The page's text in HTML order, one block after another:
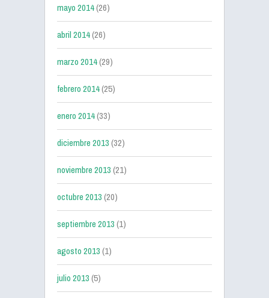
mayo 2014(26)
abril 2014(26)
marzo 2014(29)
febrero 2014(25)
enero 2014(33)
diciembre 2013(32)
noviembre 2013(21)
octubre 2013(20)
septiembre 2013(1)
agosto 2013(1)
julio 2013(5)